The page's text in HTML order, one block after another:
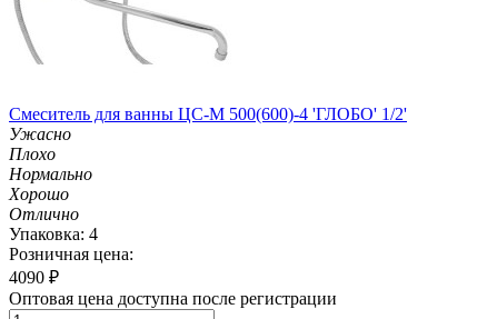
Смеситель для ванны ЦС-М 500(600)-4 'ГЛОБО' 1/2'
Ужасно
Плохо
Нормально
Хорошо
Отлично
Упаковка: 4
Розничная цена:
4090 ₽
Оптовая цена доступна после регистрации